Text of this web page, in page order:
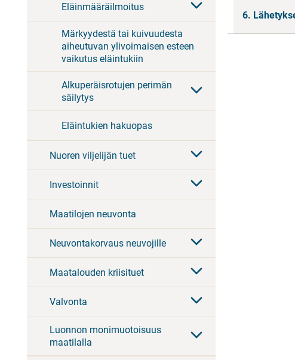
Eläinmääräilmoitus
Märkyydestä tai kuivuudesta
aiheutuvan ylivoimaisen esteen
vaikutus eläintukiin
Alkuperäisrotujen perimän
säilytys
Eläintukien hakuopas
Nuoren viljelijän tuet
Investoinnit
Maatilojen neuvonta
Neuvontakorvaus neuvojille
Maatalouden kriisituet
Valvonta
Luonnon monimuotoisuus
maatilalla
6.